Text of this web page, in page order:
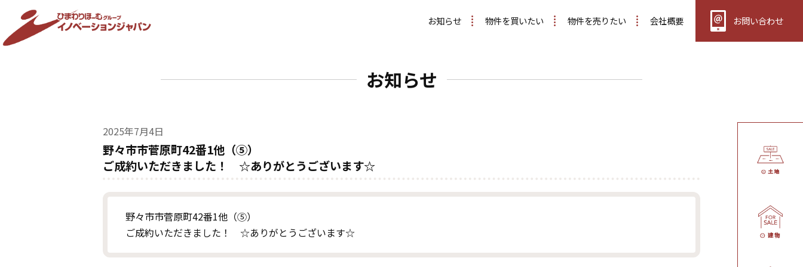
お知らせ 物件を買いたい 物件を売りたい 会社概要 お問い合わせ
お知らせ
2025年7月4日
野々市市菅原町42番1他（⑤）
ご成約いただきました！ ☆ありがとうございます☆
野々市市菅原町42番1他（⑤）
ご成約いただきました！ ☆ありがとうございます☆